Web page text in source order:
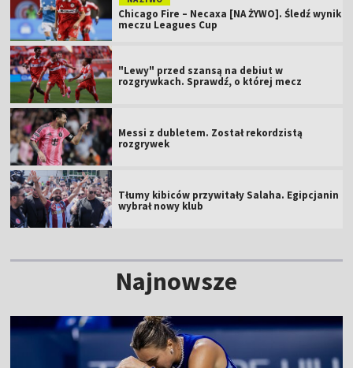
Chicago Fire – Necaxa [NA ŻYWO]. Śledź wynik
meczu Leagues Cup
"Lewy" przed szansą na debiut w
rozgrywkach. Sprawdź, o której mecz
Messi z dubletem. Został rekordzistą
rozgrywek
Tłumy kibiców przywitały Salaha. Egipcjanin
wybrał nowy klub
Najnowsze